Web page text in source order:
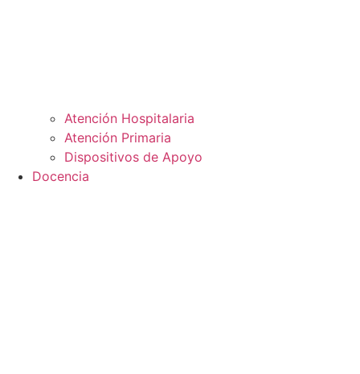
Atención Hospitalaria
Atención Primaria
Dispositivos de Apoyo
Docencia